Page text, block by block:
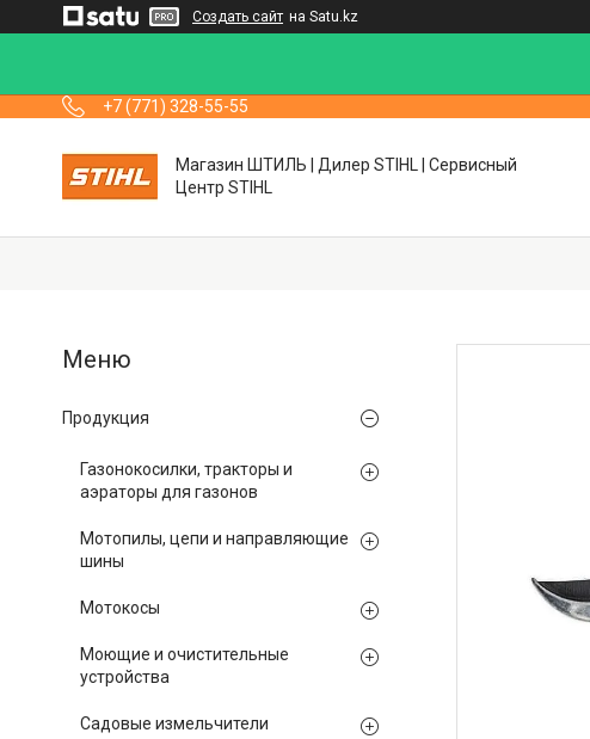
Создать сайт на Satu.kz
+7 (771) 328-55-55
Магазин ШТИЛЬ | Дилер STIHL | Сервисный
Центр STIHL
Продукция
Газонокосилки, тракторы и
аэраторы для газонов
Мотопилы, цепи и направляющие
шины
Мотокосы
Моющие и очистительные
устройства
Садовые измельчители